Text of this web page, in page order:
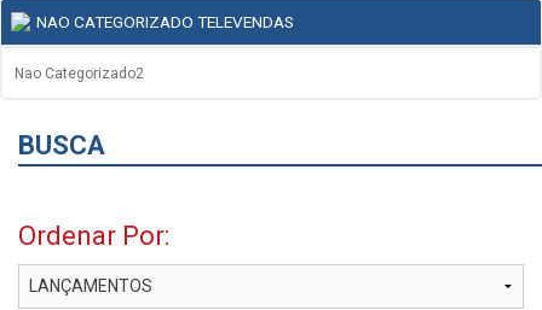
NAO CATEGORIZADO TELEVENDAS
Nao Categorizado2
BUSCA
Ordenar Por: